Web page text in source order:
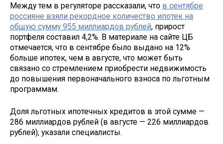
Между тем в регуляторе рассказали, что в сентябре
россияне взяли рекордное количество ипотек на
общую сумму 955 миллиардов рублей, прирост
портфеля составил 4,2%. В материале на сайте ЦБ
отмечается, что в сентябре было выдано на 12%
больше ипотек, чем в августе, что может быть
связано со стремлением приобрести недвижимость
до повышения первоначального взноса по льготным
программам.
Доля льготных ипотечных кредитов в этой сумме —
286 миллиардов рублей (в августе — 226 миллиардов
рублей), указали специалисты.